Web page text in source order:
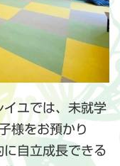
ユでは、未就学
様をお預かり
に自立成長できる